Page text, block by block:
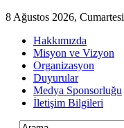
8 Ağustos 2026, Cumartesi
Hakkımızda
Misyon ve Vizyon
Organizasyon
Duyurular
Medya Sponsorluğu
İletişim Bilgileri